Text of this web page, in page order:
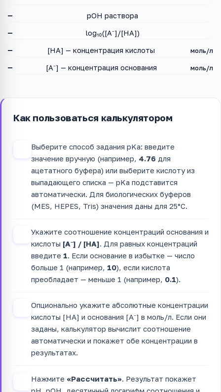
— pOH раствора
— log₁₀([A⁻]/[HA])
— [HA] — концентрация кислоты моль/л
— [A⁻] — концентрация основания моль/л
Как пользоваться калькулятором
Выберите способ задания pKa: введите
значение вручную (например, 4.76 для
ацетатного буфера) или выберите кислоту из
выпадающего списка — pKa подставится
автоматически. Для биологических буферов
(MES, HEPES, Tris) значения даны для 25°C.
Укажите соотношение концентраций основания и
кислоты [A⁻] / [HA]. Для равных концентраций
введите 1. Если основание в избытке — число
больше 1 (например, 10), если кислота
преобладает — меньше 1 (например, 0.1).
Опционально укажите абсолютные концентрации
кислоты [HA] и основания [A⁻] в моль/л. Если они
заданы, калькулятор вычислит соотношение
автоматически и покажет обе концентрации в
результатах.
Нажмите «Рассчитать» . Результат покажет